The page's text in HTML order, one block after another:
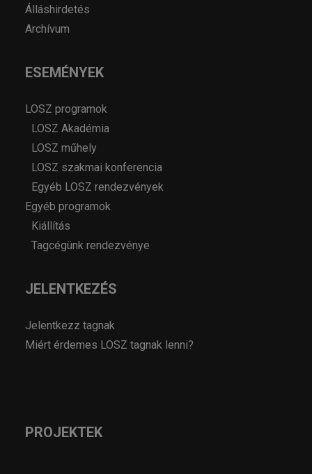
Álláshirdetés
Archívum
ESEMÉNYEK
LOSZ programok
LOSZ Akadémia
LOSZ műhely
LOSZ szakmai konferencia
Egyéb LOSZ rendezvények
Egyéb programok
Kiállítás
Tagcégünk rendezvénye
JELENTKEZÉS
Jelentkezz tagnak
Miért érdemes LOSZ tagnak lenni?
PROJEKTEK